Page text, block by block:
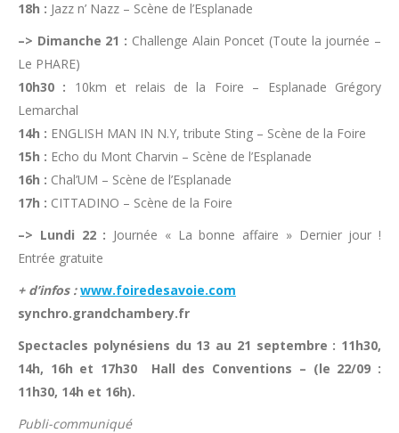
18h : Jazz n’ Nazz – Scène de l’Esplanade
–> Dimanche 21 : Challenge Alain Poncet (Toute la journée –
Le PHARE)
10h30 : 10km et relais de la Foire – Esplanade Grégory
Lemarchal
14h : ENGLISH MAN IN N.Y, tribute Sting – Scène de la Foire
15h : Echo du Mont Charvin – Scène de l’Esplanade
16h : Chal’UM – Scène de l’Esplanade
17h : CITTADINO – Scène de la Foire
–> Lundi 22 : Journée « La bonne affaire » Dernier jour !
Entrée gratuite
+ d’infos : www.foiredesavoie.com
synchro.grandchambery.fr
Spectacles polynésiens du 13 au 21 septembre : 11h30,
14h, 16h et 17h30 Hall des Conventions – (le 22/09 :
11h30, 14h et 16h).
Publi-communiqué